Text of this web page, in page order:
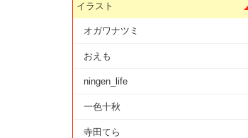
イラスト
オガワナツミ
おえも
ningen_life
一色十秋
寺田てら